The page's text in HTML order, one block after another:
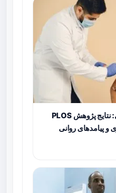
درک تجربه‌های غیرعادی: نتایج پژوهش PLOS